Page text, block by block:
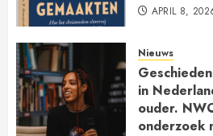
APRIL 8,
Nieuws
in
ouder.
onderzoek